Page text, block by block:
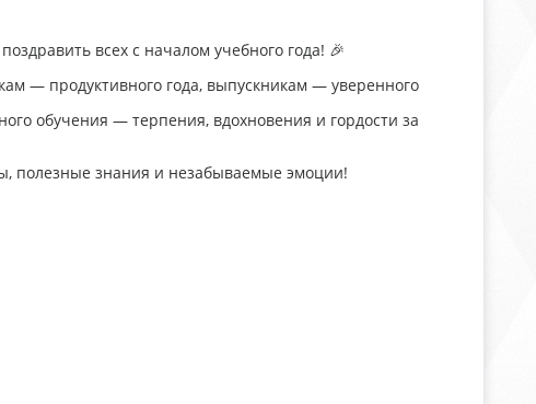
всех с началом учебного года! 🎉
— продуктивного года, выпускникам — уверенного
обучения — терпения, вдохновения и гордости за
полезные знания и незабываемые эмоции!